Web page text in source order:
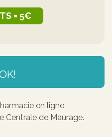
= 5€
en ligne
Centrale de Maurage.